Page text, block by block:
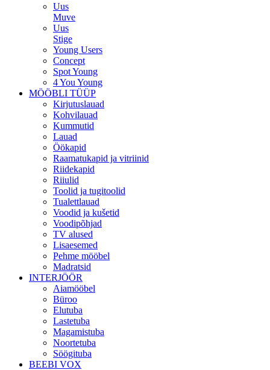
Uus
Muve
Uus
Stige
Young Users
Concept
Spot Young
4 You Young
MÖÖBLI TÜÜP
Kirjutuslauad
Kohvilauad
Kummutid
Lauad
Öökapid
Raamatukapid ja vitriinid
Riidekapid
Riiulid
Toolid ja tugitoolid
Tualettlauad
Voodid ja kušetid
Voodipõhjad
TV alused
Lisaesemed
Pehme mööbel
Madratsid
INTERJÖÖR
Aiamööbel
Büroo
Elutuba
Lastetuba
Magamistuba
Noortetuba
Söögituba
BEEBI VOX